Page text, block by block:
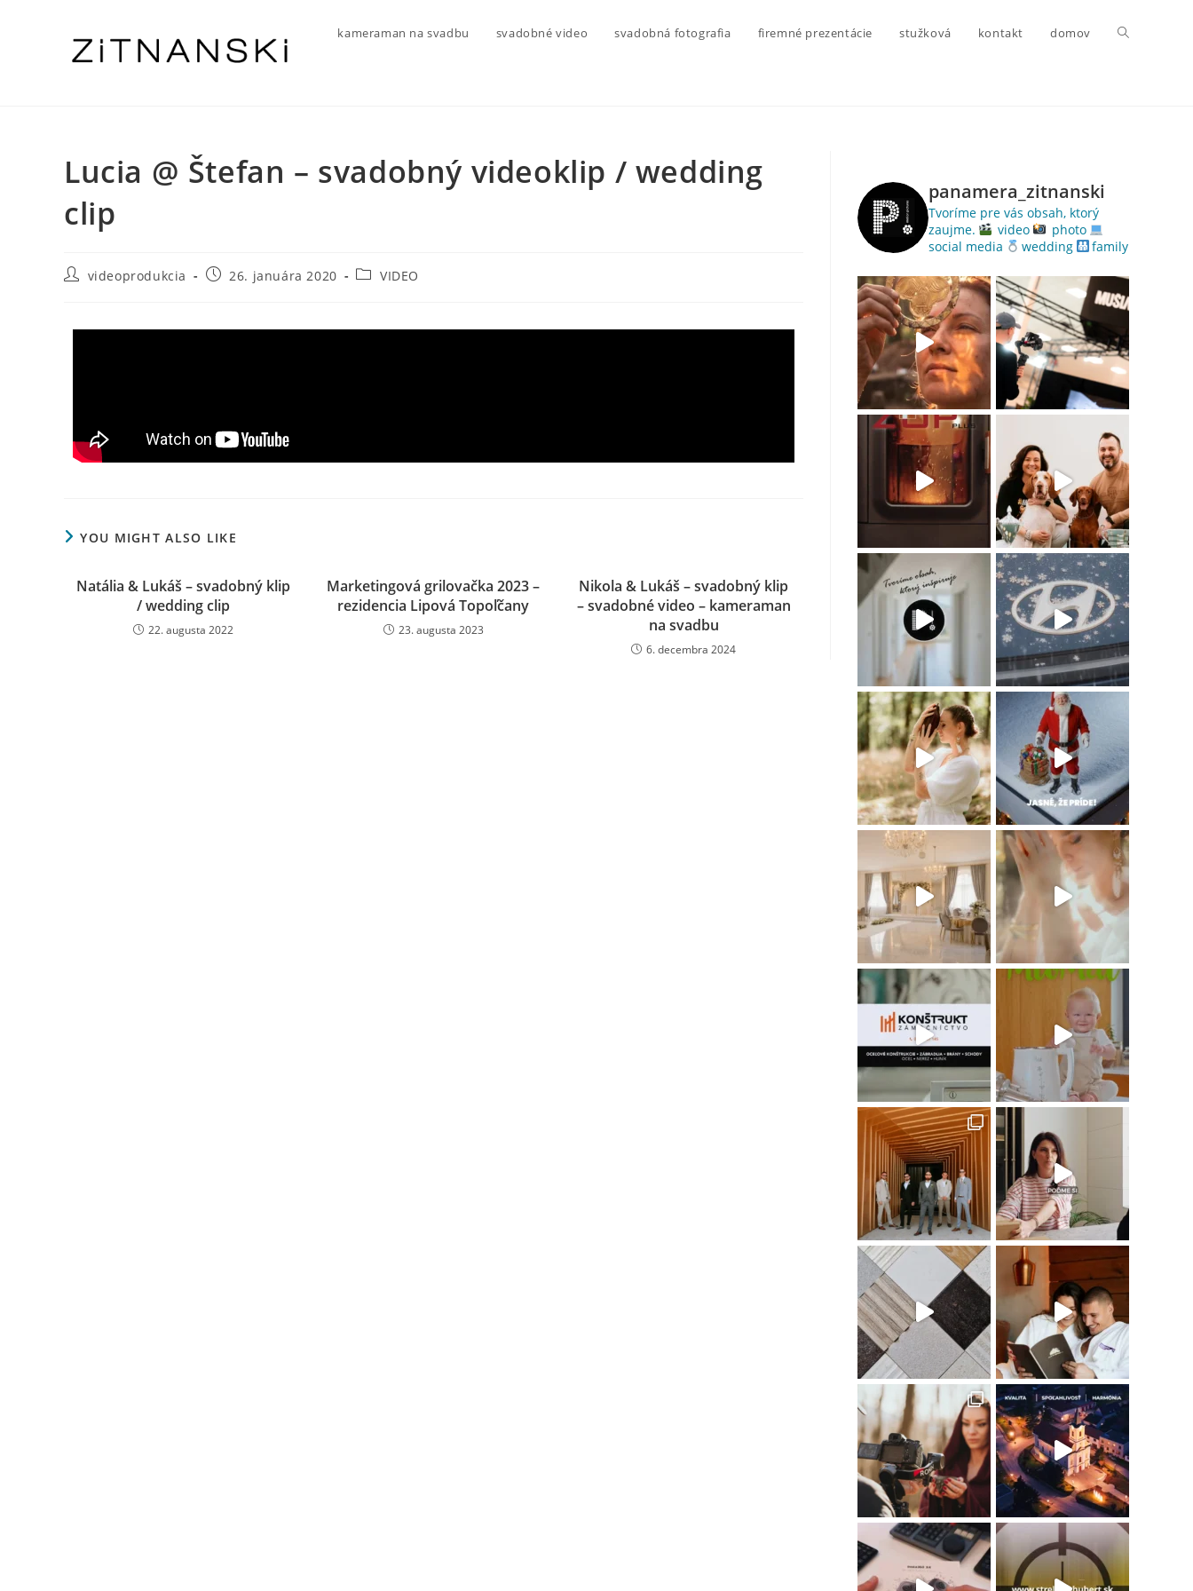
kameraman na svadbu svadobné video svadobná fotografia firemné prezentácie stužková kontakt domov
Lucia @ Štefan – svadobný videoklip / wedding
clip
videoprodukcia 26. januára 2020 VIDEO
YOU MIGHT ALSO LIKE
Natália & Lukáš – svadobný klip
/ wedding clip
22. augusta 2022
Marketingová grilovačka 2023 –
rezidencia Lipová Topoľčany
23. augusta 2023
Nikola & Lukáš – svadobný klip
– svadobné video – kameraman
na svadbu
6. decembra 2024
panamera_zitnanski
Tvoríme pre vás obsah, ktorý
zaujme.
video
photo
social media
wedding family